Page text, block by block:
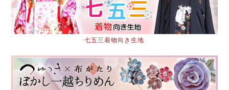
七五三着物向き生地